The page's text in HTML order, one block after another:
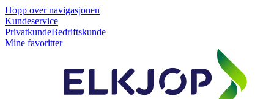
Hopp over navigasjonen
Kundeservice
PrivatkundeBedriftskunde
Mine favoritter